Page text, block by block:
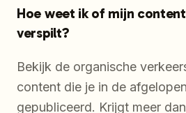
Hoe weet ik of mijn
verspilt?
Bekijk de organische
content die je in de
gepubliceerd. Krijgt meer